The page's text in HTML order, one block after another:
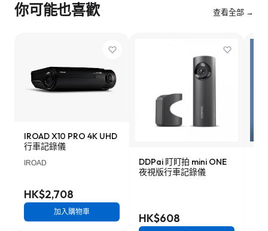
你可能也喜歡 查看全部 →
IROAD X10 PRO 4K UHD
行車記錄儀
IROAD
HK$2,708
加入購物車
DDPai 盯盯拍 mini ONE
夜視版行車記錄儀
HK$608